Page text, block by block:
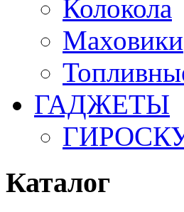
Колокола
Маховики
ГАДЖЕТЫ
Каталог